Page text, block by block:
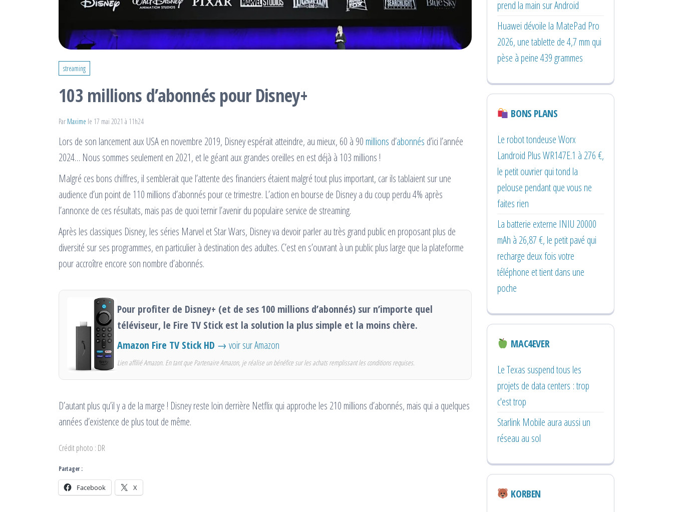
streaming
103 millions d’abonnés pour Disney+
Par Maxime le 17 mai 2021 à 11h24
Lors de son lancement aux USA en novembre 2019, Disney espérait atteindre, au mieux, 60 à 90 millions d’abonnés d’ici l’année
2024… Nous sommes seulement en 2021, et le géant aux grandes oreilles en est déjà à 103 millions !
Malgré ces bons chiffres, il semblerait que l’attente des financiers étaient malgré tout plus important, car ils tablaient sur une
audience d’un point de 110 millions d’abonnés pour ce trimestre. L’action en bourse de Disney a du coup perdu 4% après
l’annonce de ces résultats, mais pas de quoi ternir l’avenir du populaire service de streaming.
Après les classiques Disney, les séries Marvel et Star Wars, Disney va devoir parler au très grand public en proposant plus de
diversité sur ses programmes, en particulier à destination des adultes. C’est en s’ouvrant à un public plus large que la plateforme
pour accroître encore son nombre d’abonnés.
Pour profiter de Disney+ (et de ses 100 millions d’abonnés) sur n’importe quel
téléviseur, le Fire TV Stick est la solution la plus simple et la moins chère.
Amazon Fire TV Stick HD → voir sur Amazon
Lien affilié Amazon. En tant que Partenaire Amazon, je réalise un bénéfice sur les achats remplissant les conditions requises.
D’autant plus qu’il y a de la marge ! Disney reste loin derrière Netflix qui approche les 210 millions d’abonnés, mais qui a quelques
années d’existence de plus tout de même.
Crédit photo : DR
Partager :
Facebook X
prend la main sur Android
Huawei dévoile la MatePad Pro
2026, une tablette de 4,7 mm qui
pèse à peine 439 grammes
BONS PLANS
Le robot tondeuse Worx
Landroid Plus WR147E.1 à 276 €,
le petit ouvrier qui tond la
pelouse pendant que vous ne
faites rien
La batterie externe INIU 20000
mAh à 26,87 €, le petit pavé qui
recharge deux fois votre
téléphone et tient dans une
poche
MAC4EVER
Le Texas suspend tous les
projets de data centers : trop
c'est trop
Starlink Mobile aura aussi un
réseau au sol
KORBEN